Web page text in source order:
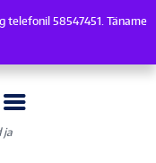
ja
telefonil 58547451.
telefonil 58547451. Täname